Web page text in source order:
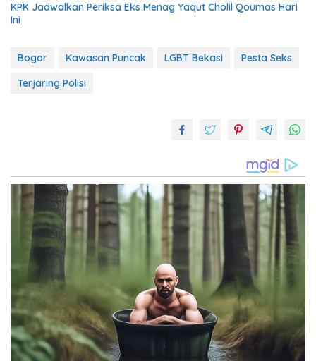
KPK Jadwalkan Periksa Eks Menag Yaqut Cholil Qoumas Hari
Ini
Bogor Kawasan Puncak LGBT Bekasi
Pesta Seks
Terjaring Polisi